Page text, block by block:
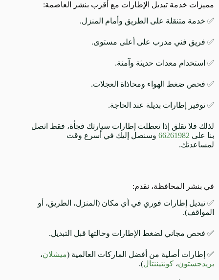
مميزات خدمة تبديل الإطارات مع أقرب بنشر العاصمة:
✅ خدمة متنقلة على الطريق وأمام المنزل.
✅ فريق فني مدرب على أعلى مستوى.
✅ استخدام معدات حديثة وآمنة.
✅ فحص ضغط الهواء ومحاذاة العجلات.
✅ توفير إطارات بديلة عند الحاجة.
لذلك فلا تقلق إذا تعطلت إطارات سيارتك فجأة، فقط اتصل
بنا على 66261982 وسنصل إليك في أسرع وقت
لمساعدتك.
في بنشر المحافظة، نقدم:
✅ تبديل إطارات فوري في أي مكان (المنزل، الطريق، أو
المواقف).
✅ فحص مجاني لضغط الإطارات وحالتها قبل التبديل.
✅ إطارات أصلية من أفضل الماركات العالمية (ميشلان،
بريدجستون، كونتيننتال).